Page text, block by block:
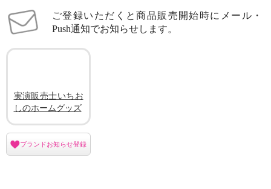
ご登録いただくと商品販売開始時にメール・
Push通知でお知らせします。
実演販売士いちお
しのホームグッズ
ブランドお知らせ登録